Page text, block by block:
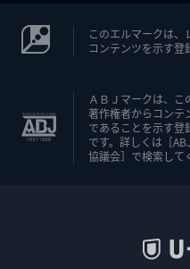
このエルマークは、
コンテンツを示す登
ＡＢＪマークは、こ
著作権者からコンテ
であることを示す登
です。詳しくは［
協議会］で検索して